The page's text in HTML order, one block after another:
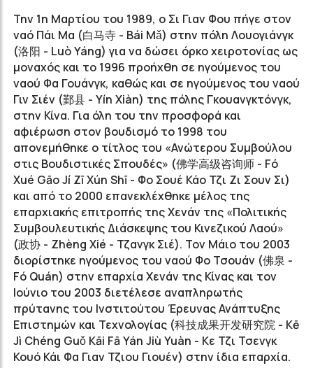
Την 1η Μαρτίου του 1989, ο Σι Γιαν Φου πήγε στον
ναό Πάι Μα (白马寺 - Bái Mǎ) στην πόλη Λουογιάνγκ
(洛阳 - Luò Yáng) για να δώσει όρκο χειροτονίας ως
μοναχός και το 1996 προήχθη σε ηγούμενος του
ναού Φα Γουάνγκ, καθώς και σε ηγούμενος του ναού
Γιν Σιέν (鄞县 - Yín Xiàn) της πόλης Γκουανγκτόνγκ,
στην Κίνα. Για όλη του την προσφορά και
αφιέρωση στον βουδισμό το 1998 του
απονεμήθηκε ο τίτλος του «Ανώτερου Συμβούλου
στις Βουδιστικές Σπουδές» (佛学高级咨询师 - Fó
Xué Gāo Jí Zī Xún Shī - Φο Σουέ Κάο Τζι Ζι Σουν Σι)
και από το 2000 επανεκλέχθηκε μέλος της
επαρχιακής επιτροπής της Χενάν της «Πολιτικής
Συμβουλευτικής Διάσκεψης του Κινεζικού Λαού»
(政协 - Zhèng Xié - Τζανγκ Σιέ). Τον Μάιο του 2003
διορίστηκε ηγούμενος του ναού Φο Τσουάν (佛泉 -
Fó Quán) στην επαρχία Χενάν της Κίνας και τον
Ιούνιο του 2003 διετέλεσε αναπληρωτής
πρύτανης του Ινστιτούτου Έρευνας Ανάπτυξης
Επιστημών και Τεχνολογίας (科技成果开发研究院 - Kē
Jì Chéng Guǒ Kāi Fā Yán Jiù Yuàn - Κε Τζι Τσενγκ
Κουό Κάι Φα Γιαν Τζιου Γιουέν) στην ίδια επαρχία.